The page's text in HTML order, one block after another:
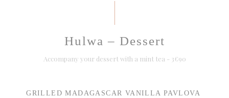
Hulwa – Dessert
Accompany your dessert with a mint tea - 3€90
GRILLED MADAGASCAR VANILLA PAVLOVA